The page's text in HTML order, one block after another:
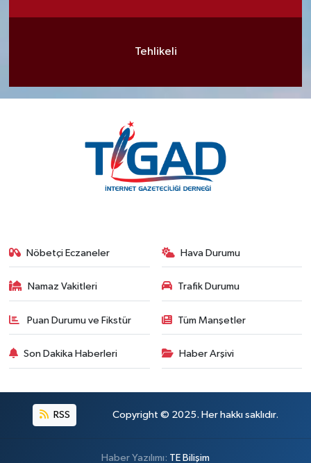
Tehlikeli
Nöbetçi Eczaneler Hava Durumu
Namaz Vakitleri Trafik Durumu
Puan Durumu ve Fikstür Tüm Manşetler
Son Dakika Haberleri Haber Arşivi
RSS Copyright © 2025. Her hakkı saklıdır.
Haber Yazılımı: TE Bilişim